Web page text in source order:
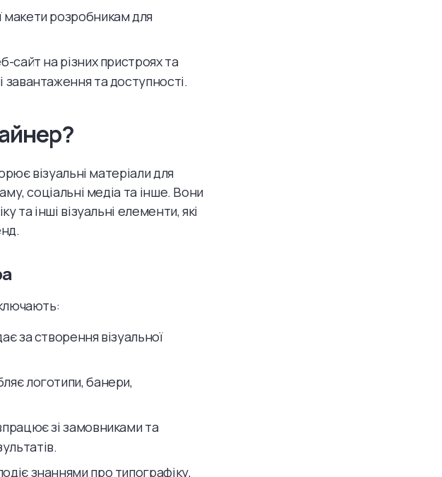
макети розробникам для
сайт на різних пристроях та
завантаження та доступності.
візуальні матеріали для
соціальні медіа та інше. Вони
та інші візуальні елементи, які
за створення візуальної
логотипи, банери,
зі замовниками та
знаннями про типографіку,